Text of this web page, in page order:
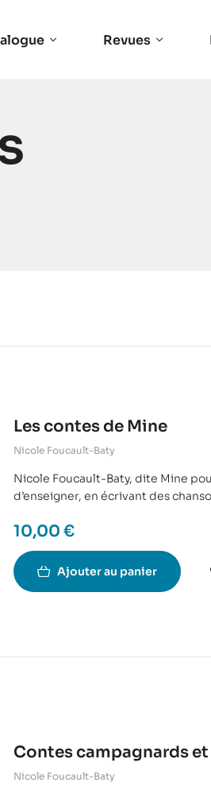
Revues
Les contes de Mine
Nicole Foucault-Baty
Nicole Foucault-Baty, dite Mine
d’enseigner, en écrivant des
10,00 €
Ajouter au panier
Contes campagnards
Nicole Foucault-Baty